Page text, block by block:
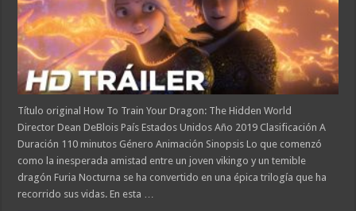
Título original How To Train Your Dragon: The Hidden World
Director Dean DeBlois País Estados Unidos Año 2019 Clasificación A
Duración 110 minutos Género Animación Sinopsis Lo que comenzó
como la inesperada amistad entre un joven vikingo y un temible
dragón Furia Nocturna se ha convertido en una épica trilogía que ha
recorrido sus vidas. En esta …